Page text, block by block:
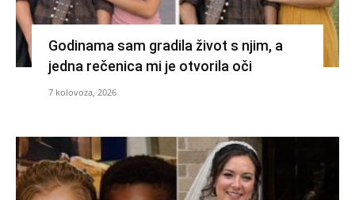
Godinama sam gradila život s njim, a
jedna rečenica mi je otvorila oči
7 kolovoza, 2026